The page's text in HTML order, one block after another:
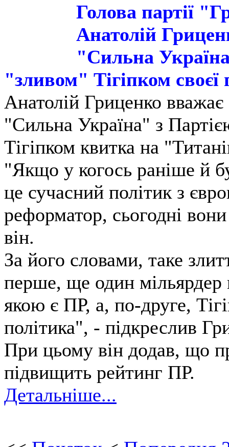
Голова партії
Анатолій
"Сильна
"зливом" Тігіпком своєї
Анатолій Гриценко вважає
"Сильна Україна" з
Тігіпком квитка на
"Якщо у когось раніше й
це сучасний політик з
реформатор, сьогодні
він.
За його словами, таке
перше, ще один мільярдер
якою є ПР, а, по-друге,
політика", - підкреслив
При цьому він додав, що
підвищить рейтинг ПР.
Детальніше...